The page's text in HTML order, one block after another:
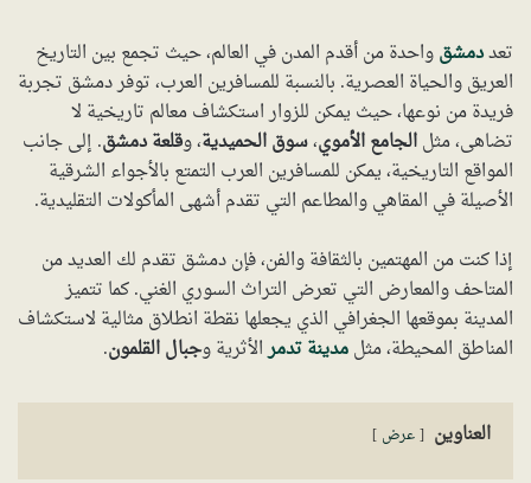
تعددمشقواحدة من أقدم المدن في العالم، حيث تجمع بين التاريخ
العريق والحياة العصرية. بالنسبة للمسافرين العرب، توفر دمشق تجربة
فريدة من نوعها، حيث يمكن للزوار استكشاف معالم تاريخية لا
تضاهى، مثلالجامع الأموي،سوق الحميدية، وقلعة دمشق. إلى جانب
المواقع التاريخية، يمكن للمسافرين العرب التمتع بالأجواء الشرقية
الأصيلة في المقاهي والمطاعم التي تقدم أشهى المأكولات التقليدية.
إذا كنت من المهتمين بالثقافة والفن، فإن دمشق تقدم لك العديد من
المتاحف والمعارض التي تعرض التراث السوري الغني. كما تتميز
المدينة بموقعها الجغرافي الذي يجعلها نقطة انطلاق مثالية لاستكشاف
المناطق المحيطة، مثلمدينة تدمرالأثرية وجبال القلمون.
العناوين عرض